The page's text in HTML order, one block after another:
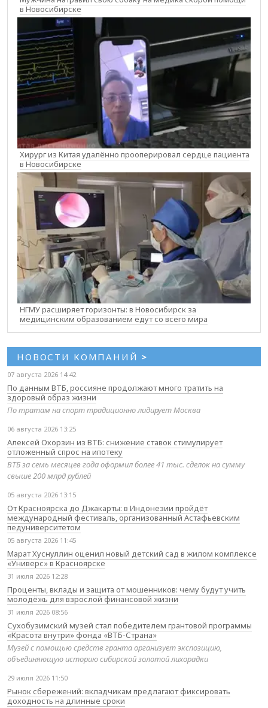
в Новосибирске
Хирург из Китая удалённо прооперировал сердце пациента
в Новосибирске
НГМУ расширяет горизонты: в Новосибирск за
медицинским образованием едут со всего мира
НОВОСТИ КОМПАНИЙ >
07 августа 2026 14:42
По данным ВТБ, россияне продолжают много тратить на
здоровый образ жизни
По тратам на спорт традиционно лидирует Москва
06 августа 2026 13:25
Алексей Охорзин из ВТБ: снижение ставок стимулирует
отложенный спрос на ипотеку
ВТБ за семь месяцев года оформил более 41 тыс. сделок на сумму
свыше 200 млрд рублей
05 августа 2026 13:15
От Красноярска до Джакарты: в Индонезии пройдёт
международный фестиваль, организованный Астафьевским
педуниверситетом
05 августа 2026 11:45
Марат Хуснуллин оценил новый детский сад в жилом комплексе
«Универс» в Красноярске
31 июля 2026 12:28
Проценты, вклады и защита от мошенников: чему будут учить
молодёжь для взрослой финансовой жизни
31 июля 2026 08:56
Сухобузимский музей стал победителем грантовой программы
«Красота внутри» фонда «ВТБ-Страна»
Музей с помощью средств гранта организует экспозицию,
объединяющую историю сибирской золотой лихорадки
29 июля 2026 11:50
Рынок сбережений: вкладчикам предлагают фиксировать
доходность на длинные сроки